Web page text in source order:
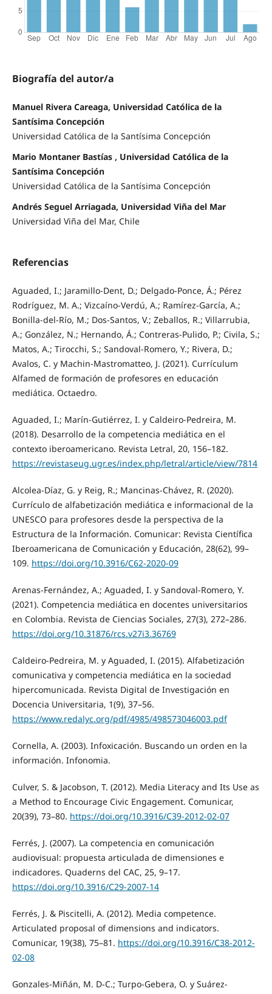
Biografía del autor/a
Manuel Rivera Careaga, Universidad Católica de la
Santísima Concepción
Universidad Católica de la Santísima Concepción
Mario Montaner Bastías , Universidad Católica de la
Santísima Concepción
Universidad Católica de la Santísima Concepción
Andrés Seguel Arriagada, Universidad Viña del Mar
Universidad Viña del Mar, Chile
Referencias
Aguaded, I.; Jaramillo-Dent, D.; Delgado-Ponce, Á.; Pérez
Rodríguez, M. A.; Vizcaíno-Verdú, A.; Ramírez-García, A.;
Bonilla-del-Río, M.; Dos-Santos, V.; Zeballos, R.; Villarrubia,
A.; González, N.; Hernando, Á.; Contreras-Pulido, P.; Civila, S.;
Matos, A.; Tirocchi, S.; Sandoval-Romero, Y.; Rivera, D.;
Avalos, C. y Machin-Mastromatteo, J. (2021). Currículum
Alfamed de formación de profesores en educación
mediática. Octaedro.
Aguaded, I.; Marín-Gutiérrez, I. y Caldeiro-Pedreira, M.
(2018). Desarrollo de la competencia mediática en el
contexto iberoamericano. Revista Letral, 20, 156–182.
https://revistaseug.ugr.es/index.php/letral/article/view/7814
Alcolea-Díaz, G. y Reig, R.; Mancinas-Chávez, R. (2020).
Currículo de alfabetización mediática e informacional de la
UNESCO para profesores desde la perspectiva de la
Estructura de la Información. Comunicar: Revista Científica
Iberoamericana de Comunicación y Educación, 28(62), 99–
109. https://doi.org/10.3916/C62-2020-09
Arenas-Fernández, A.; Aguaded, I. y Sandoval-Romero, Y.
(2021). Competencia mediática en docentes universitarios
en Colombia. Revista de Ciencias Sociales, 27(3), 272–286.
https://doi.org/10.31876/rcs.v27i3.36769
Caldeiro-Pedreira, M. y Aguaded, I. (2015). Alfabetización
comunicativa y competencia mediática en la sociedad
hipercomunicada. Revista Digital de Investigación en
Docencia Universitaria, 1(9), 37–56.
https://www.redalyc.org/pdf/4985/498573046003.pdf
Cornella, A. (2003). Infoxicación. Buscando un orden en la
información. Infonomia.
Culver, S. & Jacobson, T. (2012). Media Literacy and Its Use as
a Method to Encourage Civic Engagement. Comunicar,
20(39), 73–80. https://doi.org/10.3916/C39-2012-02-07
Ferrés, J. (2007). La competencia en comunicación
audiovisual: propuesta articulada de dimensiones e
indicadores. Quaderns del CAC, 25, 9–17.
https://doi.org/10.3916/C29-2007-14
Ferrés, J. & Piscitelli, A. (2012). Media competence.
Articulated proposal of dimensions and indicators.
Comunicar, 19(38), 75–81. https://doi.org/10.3916/C38-2012-
02-08
Gonzales-Miñán, M. D-C.; Turpo-Gebera, O. y Suárez-